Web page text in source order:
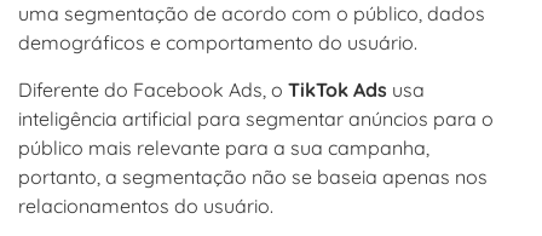
uma segmentação de acordo com o público, dados
demográficos e comportamento do usuário.
Diferente do Facebook Ads, o TikTok Ads usa
inteligência artificial para segmentar anúncios para o
público mais relevante para a sua campanha,
portanto, a segmentação não se baseia apenas nos
relacionamentos do usuário.